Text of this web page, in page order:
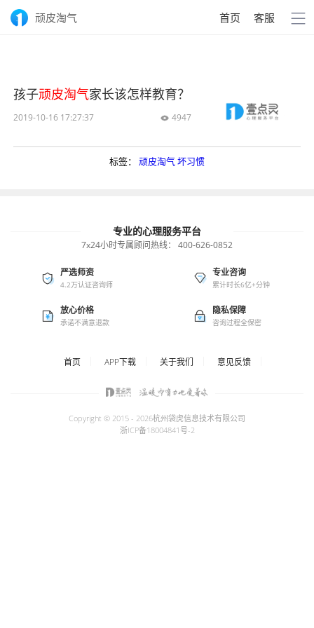
顽皮淘气 首页 客服
孩子顽皮淘气家长该怎样教育？
2019-10-16 17:27:37  4947
标签： 顽皮淘气坏习惯
专业的心理服务平台
7x24小时专属顾问热线： 400-626-0852
严选师资
4.2万认证咨询师
专业咨询
累计时长6亿+分钟
放心价格
承诺不满意退款
隐私保障
咨询过程全保密
首页 APP下载 关于我们 意见反馈
Copyright © 2015 - 2026杭州袋虎信息技术有限公司
浙ICP备18004841号-2